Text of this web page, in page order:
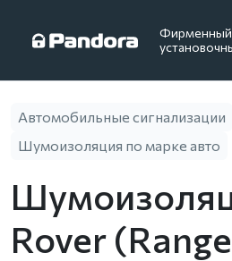
Фирменный
Автомобильные сигнализации
Шумоизоляция по марке авто
Rover